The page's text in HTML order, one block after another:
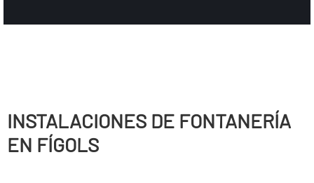
INSTALACIONES DE FONTANERÍ­A
EN FÍGOLS